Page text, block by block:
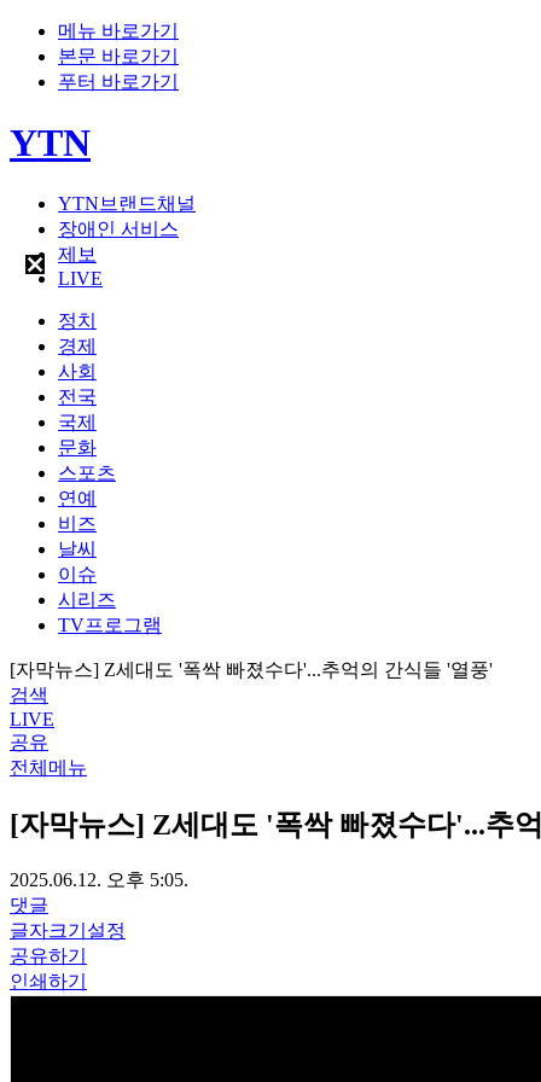
메뉴 바로가기
본문 바로가기
푸터 바로가기
YTN
YTN브랜드채널
장애인 서비스
제보
LIVE
정치
경제
사회
전국
국제
문화
스포츠
연예
비즈
날씨
이슈
시리즈
TV프로그램
[자막뉴스] Z세대도 '폭싹 빠졌수다'...추억의 간식들 '열풍'
검색
LIVE
공유
전체메뉴
[자막뉴스] Z세대도 '폭싹 빠졌수다'...추
2025.06.12. 오후 5:05.
댓글
글자크기설정
공유하기
인쇄하기